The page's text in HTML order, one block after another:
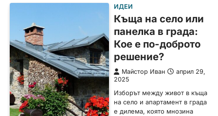
ИДЕИ
Къща на село или
панелка в града:
Кое е по-доброто
решение?
Майстор Иван
април 29,
2025
Изборът между живот в къща
на село и апартамент в града
е дилема, която мнозина